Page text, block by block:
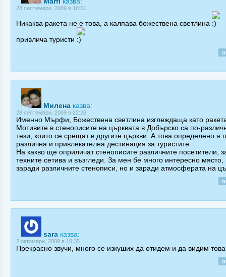
28 септември, 2009 в 16:51
Никаква ракета не е това, а калпава божествена светлина
привлича туристи
Милена казва:
28 септември, 2009 в 22:28
Именно Мърфи, Божествена светлина изглеждаща като
Мотивите в стенописите на църквата в Добърско са по-
тези, които се срещат в другите църкви. А това определено я
различна и привлекателна дестинация за туристите.
На какво ще оприличат стенописите различните посетители,
техните сетива и възгледи. За мен бе много интересно
заради различните стенописи, но и заради атмосферата на
sara казва:
2 октомври, 2009 в 10:35
Прекрасно звучи, много се изкуших да отидем и да видим